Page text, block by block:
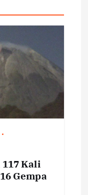
Kali
Gempa